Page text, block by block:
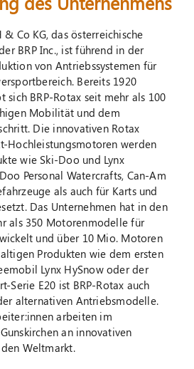
& Co KG, das österreichische
BRP Inc., ist führend in der
von Antriebssystemen für
Bereits 1920
sich BRP-Rotax seit mehr als 100
Mobilität und dem
Die innovativen Rotax
Hochleistungsmotoren werden
wie Ski-Doo und Lynx
Personal Watercrafts, Can-Am
als auch für Karts und
Das Unter­nehmen hat in den
als 350 Motorenmodelle für
und über 10 Mio. Motoren
Produkten wie dem ersten
Lynx HySnow oder der
Serie E20 ist BRP-Rotax auch
alternativen Antriebsmodelle.
arbeiten im
an innovativen
Weltmarkt.